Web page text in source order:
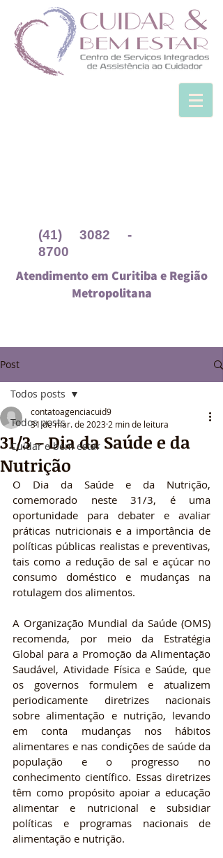
(41) 3082 -
8700
Atendimento em Curitiba e Região
Metropolitana
Post
Todos posts
Cuidar e bem estar
Todos posts
31/3 – Dia da Saúde e da
Nutrição
contatoagenciacuid9
31 de mar. de 2023 2 min de leitura
O Dia da Saúde e da Nutrição,
comemorado neste 31/3, é uma
oportunidade para debater e avaliar
práticas nutricionais e a importância de
políticas públicas realistas e preventivas,
tais como a redução de sal e açúcar no
consumo doméstico e mudanças na
rotulagem dos alimentos.
A Organização Mundial da Saúde (OMS)
recomenda, por meio da Estratégia
Global para a Promoção da Alimentação
Saudável, Atividade Física e Saúde, que
os governos formulem e atualizem
periodicamente diretrizes nacionais
sobre alimentação e nutrição, levando
em conta mudanças nos hábitos
alimentares e nas condições de saúde da
população e o progresso no
conhecimento científico. Essas diretrizes
têm como propósito apoiar a educação
alimentar e nutricional e subsidiar
políticas e programas nacionais de
alimentação e nutrição.